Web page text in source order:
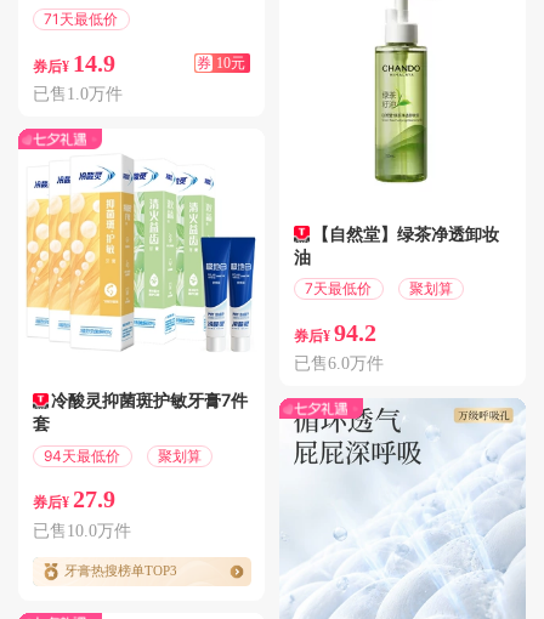
71天最低价
券后¥ 14.9 券 10元
已售1.0万件
冷酸灵抑菌斑护敏牙膏7件
套
94天最低价 聚划算
券后¥ 27.9
已售10.0万件
牙膏热搜榜单TOP3
【自然堂】绿茶净透卸妆
油
7天最低价 聚划算
券后¥ 94.2
已售6.0万件